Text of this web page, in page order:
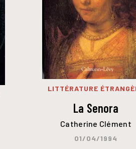
LITTÉRATURE
La Senora
Catherine Clément
01/04/1994